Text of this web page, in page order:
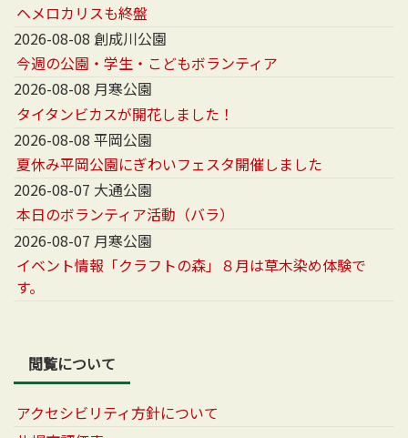
ヘメロカリスも終盤
2026-08-08 創成川公園
今週の公園・学生・こどもボランティア
2026-08-08 月寒公園
タイタンビカスが開花しました！
2026-08-08 平岡公園
夏休み平岡公園にぎわいフェスタ開催しました
2026-08-07 大通公園
本日のボランティア活動（バラ）
2026-08-07 月寒公園
イベント情報「クラフトの森」８月は草木染め体験で
す。
閲覧について
アクセシビリティ方針について